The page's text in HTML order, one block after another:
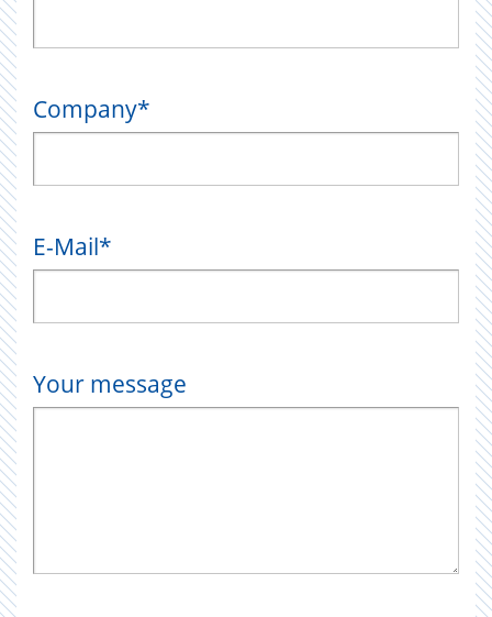
Company*
E-Mail*
Your message